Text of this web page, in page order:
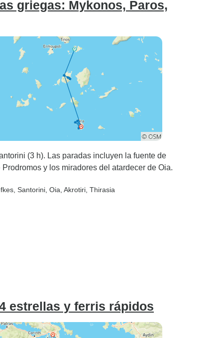
griegas: Mykonos, Paros,
(3 h). Las paradas incluyen la fuente de
y los miradores del atardecer de Oia.
, Santorini , Oia , Akrotiri , Thirasia
estrellas y ferris rápidos